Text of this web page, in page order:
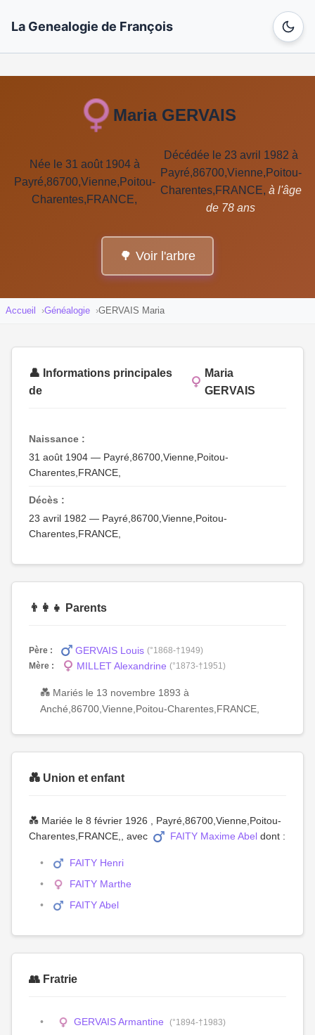
La Genealogie de François
Maria GERVAIS
Née le 31 août 1904 à
Payré,86700,Vienne,Poitou-
Charentes,FRANCE,
Décédée le 23 avril 1982 à
Payré,86700,Vienne,Poitou-
Charentes,FRANCE, à l'âge
de 78 ans
🌳 Voir l'arbre
Accueil Généalogie GERVAIS Maria
👤 Informations principales
de
Maria
GERVAIS
Naissance :
31 août 1904 — Payré,86700,Vienne,Poitou-
Charentes,FRANCE,
Décès :
23 avril 1982 — Payré,86700,Vienne,Poitou-
Charentes,FRANCE,
👨‍👩‍👧 Parents
Père : GERVAIS Louis (°1868-†1949)
Mère :
MILLET Alexandrine (°1873-†1951)
💑 Mariés le 13 novembre 1893 à
Anché,86700,Vienne,Poitou-Charentes,FRANCE,
💑 Union et enfant
💑 Mariée le 8 février 1926 , Payré,86700,Vienne,Poitou-
Charentes,FRANCE,, avec
FAITY Maxime Abel dont :
FAITY Henri
FAITY Marthe
FAITY Abel
👥 Fratrie
GERVAIS Armantine (°1894-†1983)